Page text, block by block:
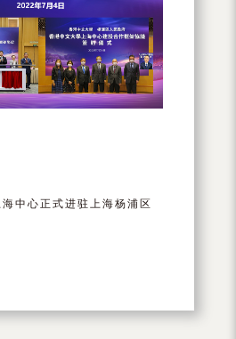
中心正式进驻上海杨浦区